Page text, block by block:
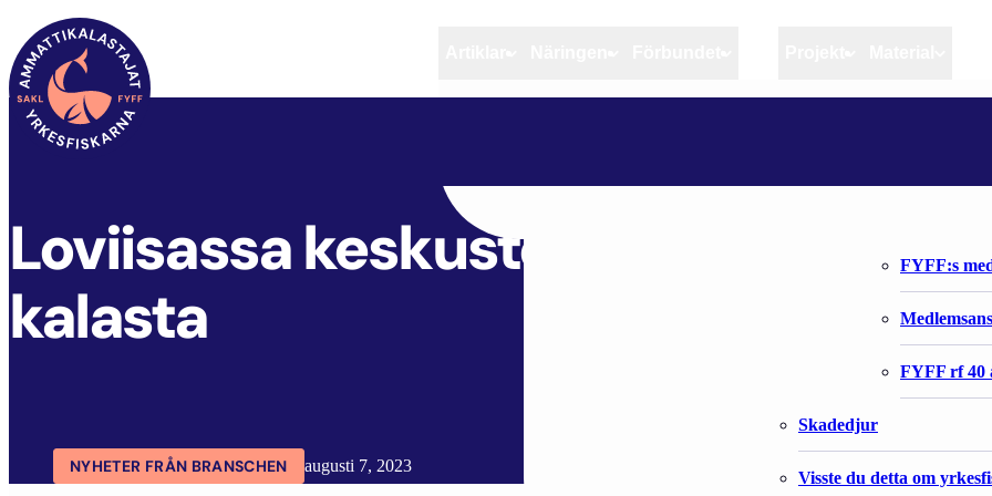
Artiklar Näringen
Riktlinjer för god praxis
Stöd till fiskerinäringen
Anvisningar
Fiskar och
Skadedjur
Visste du detta om
Förbundet
FYFF:s
FYFF rf 40
FYFF ARTIKLAR
Loviisassa keskusteltiin Itämerestä
kalasta
NYHETER FRÅN BRANSCHEN augusti 7, 2023